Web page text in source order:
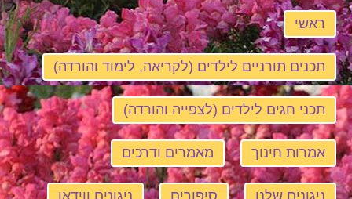
ראשי
תכנים תורניים לילדים (לקריאה, לימוד והורדה)
תכני חגים לילדים (לצפייה והורדה)
אמרות חינוך מאמרים ודרכים
ניגונים שלנו סיפורים ניגונים ווידאו